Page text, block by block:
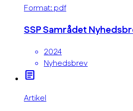
Format: pdf
SSP Samrådet
2024
Nyhedsbrev
article
Artikel